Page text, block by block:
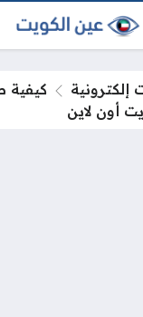
إلكترونية
كيفية
أون لاين